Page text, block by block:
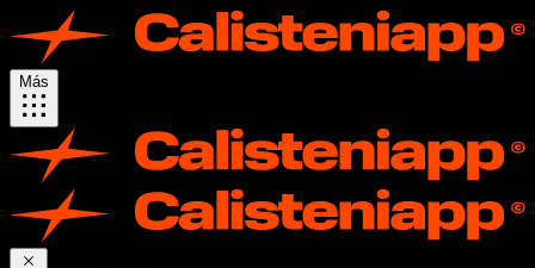
Más